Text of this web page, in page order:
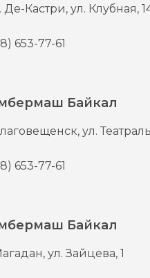
Де-Кастри,ул. Клубная,
653-77-61
Байкал
ул.
653-77-61
Байкал
ул. Зайцева, 1